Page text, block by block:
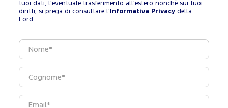
tuoi dati, l'eventuale trasferimento all'estero nonchè sui tuoi
diritti, si prega di consultare l' Informativa Privacy della
Ford.